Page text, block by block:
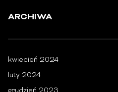
ARCHIWA
kwiecień 2024
luty 2024